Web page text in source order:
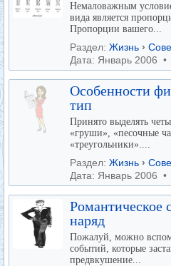
Немаловажным
вида является
Пропорции вашего...
Раздел: Жизнь ›
Дата: Январь 2006 •
Особенности
тип
Принято выделять
«груши», «песочные
«треугольники»....
Раздел: Жизнь ›
Дата: Январь 2006 •
Романтическое
наряд
Пожалуй, можно
событий, которые
предвкушение...